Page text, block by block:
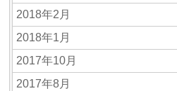
2018年2月
2018年1月
2017年10月
2017年8月